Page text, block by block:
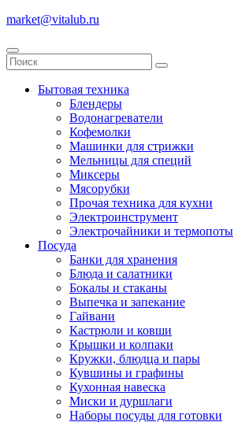
market@vitalub.ru
Бытовая техника
Блендеры
Водонагреватели
Кофемолки
Машинки для стрижки
Мельницы для специй
Миксеры
Мясорубки
Прочая техника для кухни
Электроинструмент
Электрочайники и термопоты
Посуда
Банки для хранения
Блюда и салатники
Бокалы и стаканы
Выпечка и запекание
Гайвани
Кастрюли и ковши
Крышки и колпаки
Кружки, блюдца и пары
Кувшины и графины
Кухонная навеска
Миски и дуршлаги
Наборы посуды для готовки